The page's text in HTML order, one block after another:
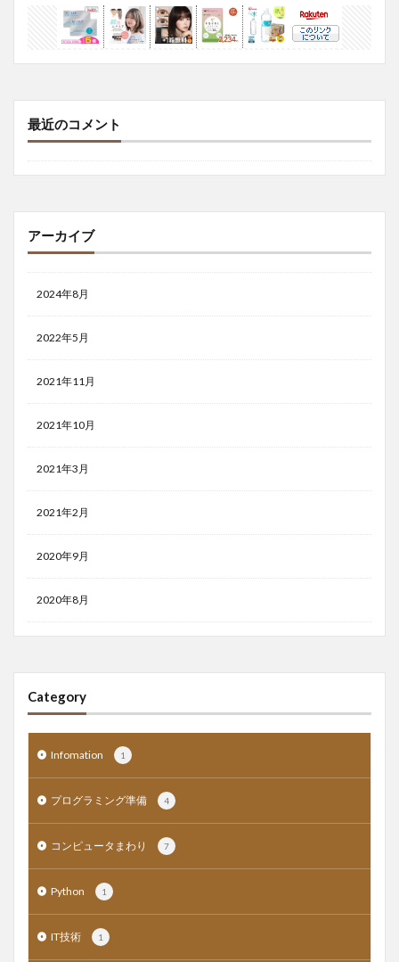
最近のコメント
アーカイブ
2024年8月
2022年5月
2021年11月
2021年10月
2021年3月
2021年2月
2020年9月
2020年8月
Category
Infomation 1
プログラミング準備 4
コンピュータまわり 7
Python 1
IT技術 1